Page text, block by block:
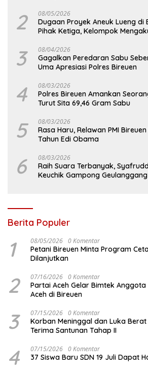
2 08/05/2026
Dugaan Proyek Aneuk Lueng di
Pihak Ketiga, Kelompok
3 08/04/2026
Gagalkan Peredaran Sabu
Uma Apresiasi Polres Bireuen
4 08/03/2026
Polres Bireuen Amankan
Turut Sita 69,46 Gram Sabu
5 08/03/2026
Rasa Haru, Relawan PMI
Tahun Edi Obama
6 08/03/2026
Raih Suara Terbanyak,
Keuchik Gampong
Berita Populer
1 08/05/2026 0 Komentar
Petani Bireuen Minta Program
Dilanjutkan
2 07/16/2026 0 Komentar
Partai Aceh Gelar Bimtek Anggota
Aceh di Bireuen
3 07/15/2026 0 Komentar
Korban Meninggal dan Luka
Terima Santunan Tahap II
4 07/15/2026 0 Komentar
37 Siswa Baru SDN 19 Juli Dapat